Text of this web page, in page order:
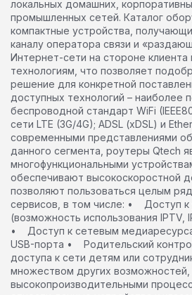
локальных домашних,
промышленных сетей. Каталог
компактные устройства,
каналу оператора связи и
Интернет-сети на стороне клиента
технологиям, что позволяет
решение для конкретной
доступных технологий – наиболее
беспроводной стандарт WiFi
сети LTE (3G/4G); ADSL (xDSL) и
современными представлениями
данного сегмента, роутеры Qtech
многофункциональными
обеспечивают высокоскоростной
позволяют пользоваться целым
сервисов, в том числе: • Доступ к
(возможность использования IPTV,
• Доступ к сетевым
USB-порта • Родительский
доступа к сети детям или
множеством других возможностей,
высокопроизводительными